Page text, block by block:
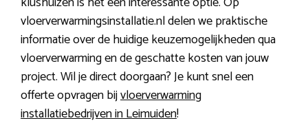
vloerverwarmingsinstallatie.nl delen we praktische
informatie over de huidige keuzemogelijkheden qua
vloerverwarming en de geschatte kosten van jouw
project. Wil je direct doorgaan? Je kunt snel een
offerte opvragen bijvloerverwarming
installatiebedrijven in Leimuiden!